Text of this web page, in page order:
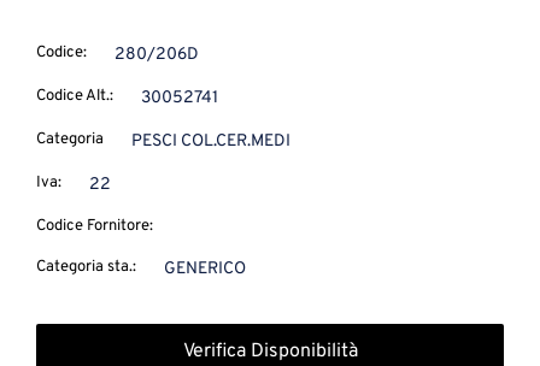
Codice: 280/206D
Codice Alt.: 30052741
Categoria PESCI COL.CER.MEDI
Iva: 22
Codice Fornitore:
Categoria sta.: GENERICO
Verifica Disponibilità